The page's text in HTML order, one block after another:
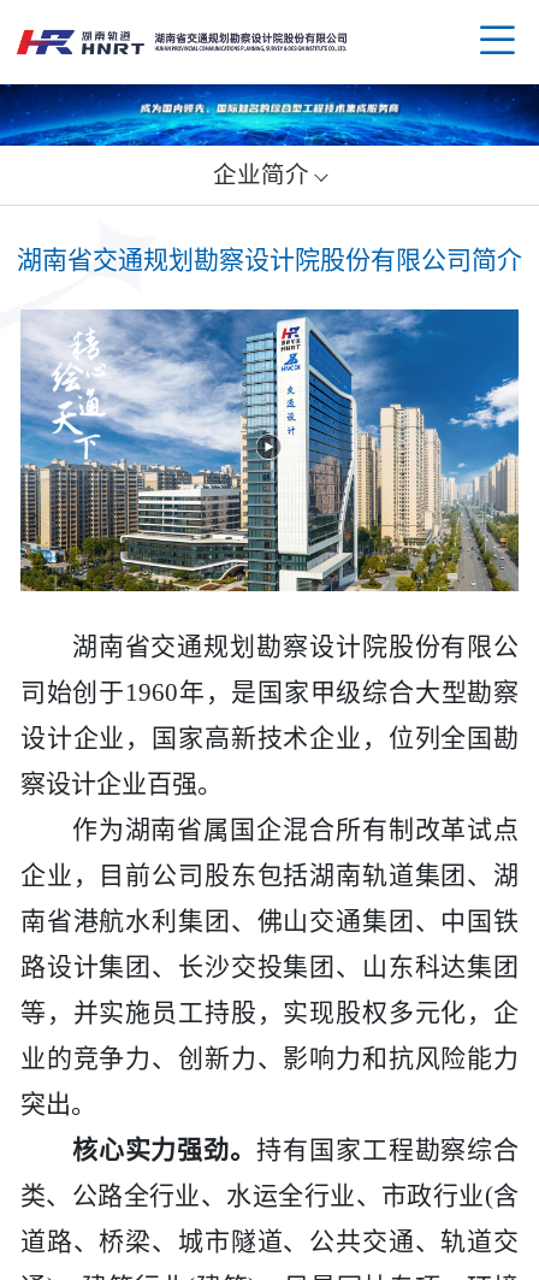
企业
领导
资质
荣誉
历史
业务
公路
水运
市政
建筑
隧道
工程
数字
水利
媒体
党群
公告
科技
创新
博士
知识
人才
招聘
联系
企业简介
湖南省交通规划勘察设计院股份有限公司简介
湖南省交通规划勘察设计院股份有限公
司始创于1960年，是国家甲级综合大型勘察
设计企业，国家高新技术企业，位列全国勘
察设计企业百强。
作为湖南省属国企混合所有制改革试点
企业 ，目前公司股东包括湖南轨道集团 、湖
南省港航水利集团、佛山交通集团、中国铁
路设计集团、 长沙交投集团、山东科达集团
等，并实施员工持股，实现股权多元化，企
业的竞争力、创新力、影响力和抗风险能力
突出。
核心实力强劲。持有国家工程勘察综合
类、公路全行业、水运全行业、市政行业(含
道路、桥梁、城市隧道、公共交通、轨道交